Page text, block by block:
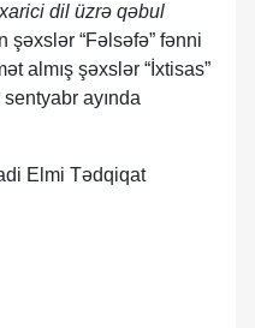
dil üzrə qəbul
şəxslər “Fəlsəfə” fənni
almış şəxslər “İxtisas”
ayında
Elmi Tədqiqat